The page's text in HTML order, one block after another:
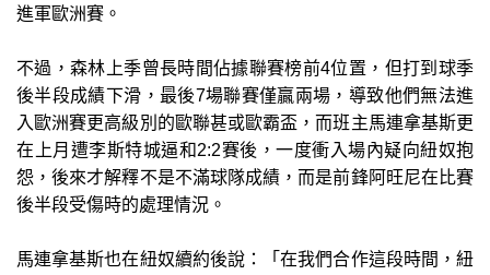
進軍歐洲賽。
不過，森林上季曾長時間佔據聯賽榜前4位置，但打到球季
後半段成績下滑，最後7場聯賽僅贏兩場，導致他們無法進
入歐洲賽更高級別的歐聯甚或歐霸盃，而班主馬連拿基斯更
在上月遭李斯特城逼和2:2賽後，一度衝入場內疑向紐奴抱
怨，後來才解釋不是不滿球隊成績，而是前鋒阿旺尼在比賽
後半段受傷時的處理情況。
馬連拿基斯也在紐奴續約後說：「在我們合作這段時間，紐